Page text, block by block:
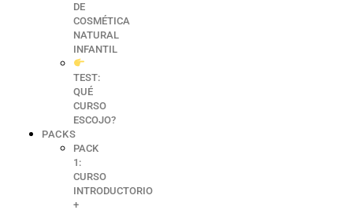
DE
COSMÉTICA
NATURAL
INFANTIL
TEST:
QUÉ
CURSO
ESCOJO?
PACKS
PACK
1:
CURSO
INTRODUCTORIO
+